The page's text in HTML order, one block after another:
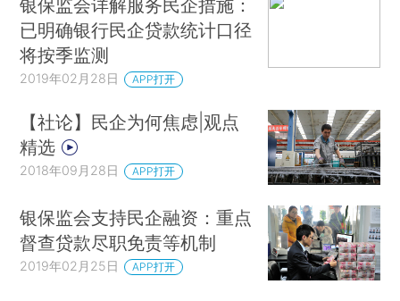
银保监会详解服务民企措施：
已明确银行民企贷款统计口径
将按季监测
2019年02月28日 APP打开
【社论】民企为何焦虑|观点
精选
2018年09月28日 APP打开
银保监会支持民企融资：重点
督查贷款尽职免责等机制
2019年02月25日 APP打开